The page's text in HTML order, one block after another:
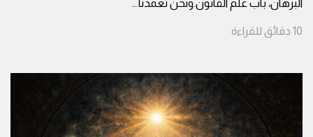
البرهان، باب علم القانون.ونحن تعمدنا...
10 دقائق للقراءة